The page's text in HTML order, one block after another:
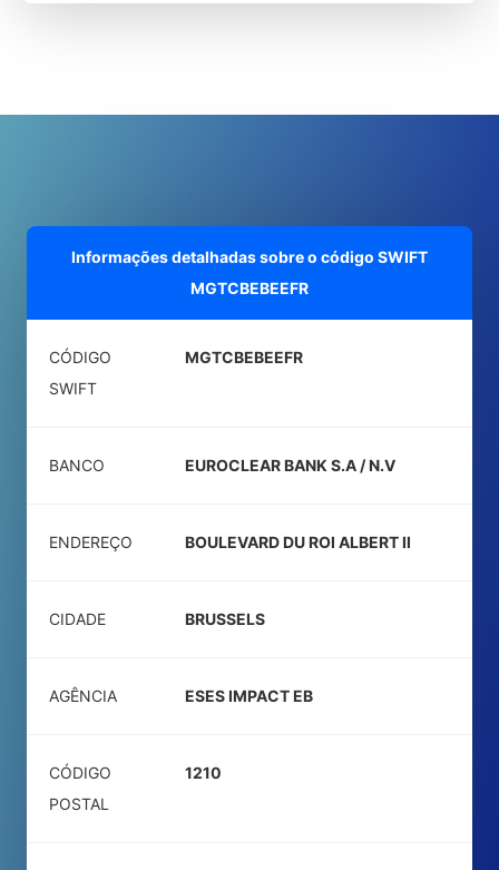
Informações detalhadas sobre o código SWIFT
MGTCBEBEEFR
CÓDIGO
SWIFT
MGTCBEBEEFR
BANCO EUROCLEAR BANK S.A / N.V
ENDEREÇO BOULEVARD DU ROI ALBERT II
CIDADE BRUSSELS
AGÊNCIA ESES IMPACT EB
CÓDIGO
POSTAL
1210